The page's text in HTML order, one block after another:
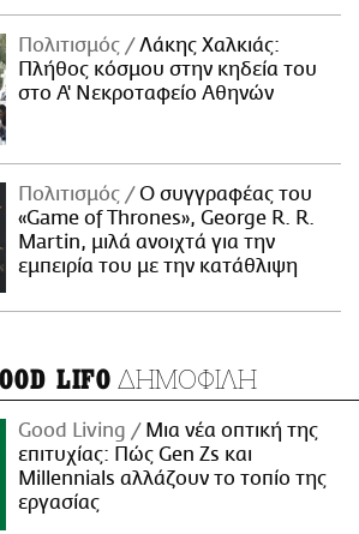
Πολιτισμός
Λάκης Χαλκιάς:
Πλήθος κόσμου στην κηδεία του
στο Α' Νεκροταφείο Αθηνών
Πολιτισμός
Ο συγγραφέας του
«Game of Thrones», George R. R.
Martin, μιλά ανοιχτά για την
εμπειρία του με την κατάθλιψη
LIFO ΔΗΜΟΦΙΛΗ
Good Living
Μια νέα οπτική της
επιτυχίας: Πώς Gen Zs και
Millennials αλλάζουν το τοπίο της
εργασίας